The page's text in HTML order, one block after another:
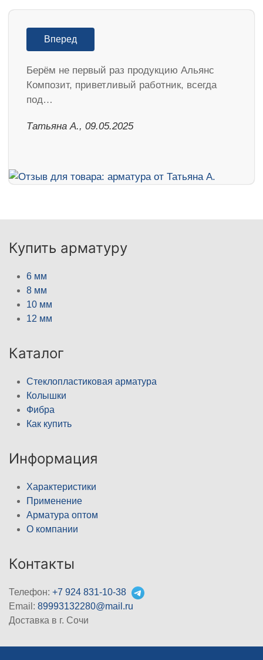
Вперед
Берём не первый раз продукцию Альянс
Композит, приветливый работник, всегда
под…
Татьяна А., 09.05.2025
Купить арматуру
6 мм
8 мм
10 мм
12 мм
Каталог
Стеклопластиковая арматура
Колышки
Фибра
Как купить
Информация
Характеристики
Применение
Арматура оптом
О компании
Контакты
Телефон: +7 924 831-10-38
Email: 89993132280@mail.ru
Доставка в г. Сочи